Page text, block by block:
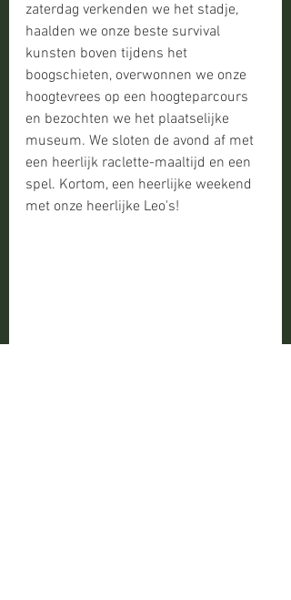
zaterdag verkenden we het stadje,
haalden we onze beste survival
kunsten boven tijdens het
boogschieten, overwonnen we onze
hoogtevrees op een hoogteparcours
en bezochten we het plaatselijke
museum. We sloten de avond af met
een heerlijk raclette-maaltijd en een
spel. Kortom, een heerlijke weekend
met onze heerlijke Leo's!